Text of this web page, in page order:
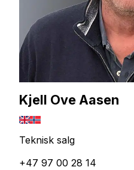
Kjell Ove Aasen
Teknisk salg
+47 97 00 28 14